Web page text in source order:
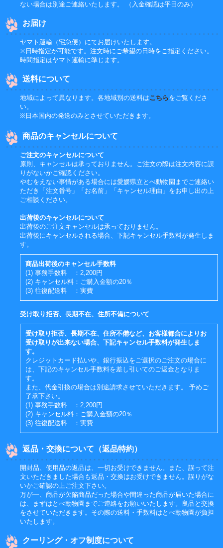
ない場合は別途ご連絡いたします。 （入金確認は平日のみ）
お届け
ヤマト運輸（宅急便）にてお届けいたします。
※日時指定が可能です。注文時にご希望の日時をご指定ください。
時間指定はヤマト運輸に準じます。
送料について
地域によって異なります。各地域別の送料はこちらをご覧くださ
い。
※日本国内の発送のみとさせていただきます。
商品のキャンセルについて
ご注文のキャンセルについて
原則、キャンセルは承っておりません。ご注文の際は注文内容に誤
りがないかご確認ください。
やむをえない事情がある場合には愛媛県立とべ動物園までご連絡い
ただき「注文番号」「お名前」「キャンセル理由」をお申し出の上
ご相談ください。
出荷後のキャンセルについて
出荷後のご注文キャンセルは承っておりません。
出荷後にキャンセルされる場合、下記キャンセル手数料が発生しま
す。
商品出荷後のキャンセル手数料
(1) 事務手数料 ：2,200円
(2) キャンセル料：ご購入金額の20％
(3) 往復配送料 ：実費
受け取り拒否、長期不在、住所不備について
受け取り拒否、長期不在、住所不備など、お客様都合によりお
受け取りが出来ない場合、下記キャンセル手数料が発生しま
す。
クレジットカード払いや、銀行振込をご選択のご注文の場合に
は、下記のキャンセル手数料を差し引いてのご返金となりま
す。
また、代金引換の場合は別途請求させていただきます。 予めご
了承下さい。
(1) 事務手数料 ：2,200円
(2) キャンセル料：ご購入金額の20％
(3) 往復配送料 ：実費
返品・交換について（返品特約）
開封品、使用品の返品は、一切お受けできません。また、誤って注
文いただきました場合も返品・交換はお受けできません。誤りがな
いかご確認の上ご注文下さい。
万が一、商品が欠陥商品だった場合や間違った商品が届いた場合に
は、まずはとべ動物園までご連絡をお願いいたします。良品と交換
をさせていただきます。その際の送料・手数料はとべ動物園が負担
いたします。
クーリング・オフ制度について